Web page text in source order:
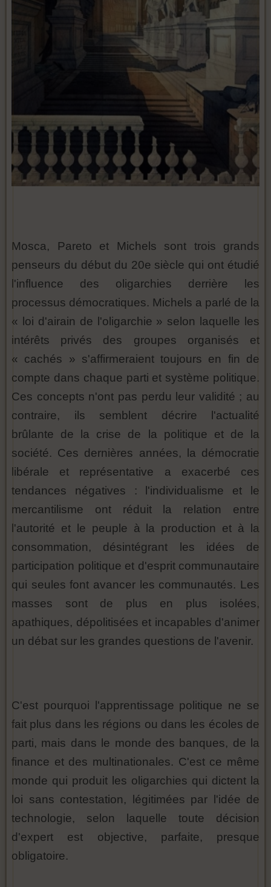
Mosca, Pareto et Michels sont trois grands
penseurs du début du 20e siècle qui ont étudié
l'influence des oligarchies derrière les
processus démocratiques. Michels a parlé de la
« loi d'airain de l'oligarchie » selon laquelle les
intérêts privés des groupes organisés et
« cachés » s'affirmeraient toujours en fin de
compte dans chaque parti et système politique.
Ces concepts n'ont pas perdu leur validité ; au
contraire, ils semblent décrire l'actualité
brûlante de la crise de la politique et de la
société. Ces dernières années, la démocratie
libérale et représentative a exacerbé ces
tendances négatives : l'individualisme et le
mercantilisme ont réduit la relation entre
l'autorité et le peuple à la production et à la
consommation, désintégrant les idées de
participation politique et d'esprit communautaire
qui seules font avancer les communautés. Les
masses sont de plus en plus isolées,
apathiques, dépolitisées et incapables d'animer
un débat sur les grandes questions de l'avenir.
C'est pourquoi l'apprentissage politique ne se
fait plus dans les régions ou dans les écoles de
parti, mais dans le monde des banques, de la
finance et des multinationales. C'est ce même
monde qui produit les oligarchies qui dictent la
loi sans contestation, légitimées par l'idée de
technologie, selon laquelle toute décision
d'expert est objective, parfaite, presque
obligatoire.